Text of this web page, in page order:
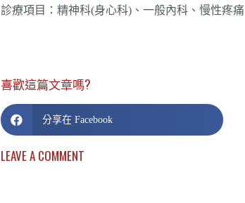
診療項目：精神科(身心科)、一般內科、慢性疼痛
喜歡這篇文章嗎?
分享在 Facebook
LEAVE A COMMENT